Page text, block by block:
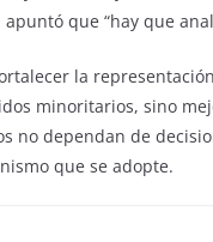
que “hay que
la
minoritarios, sino
no dependan de
que se adopte.